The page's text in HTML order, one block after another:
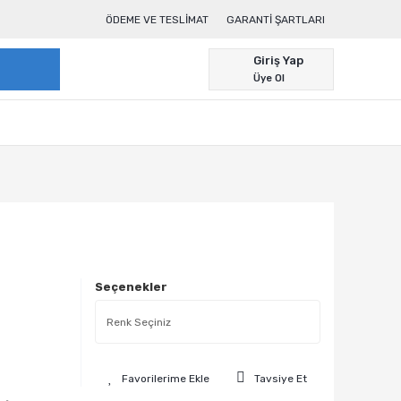
ÖDEME VE TESLIMAT GARANTI ŞARTLARI
Giriş Yap
Üye Ol
Seçenekler
Tavsiye Et